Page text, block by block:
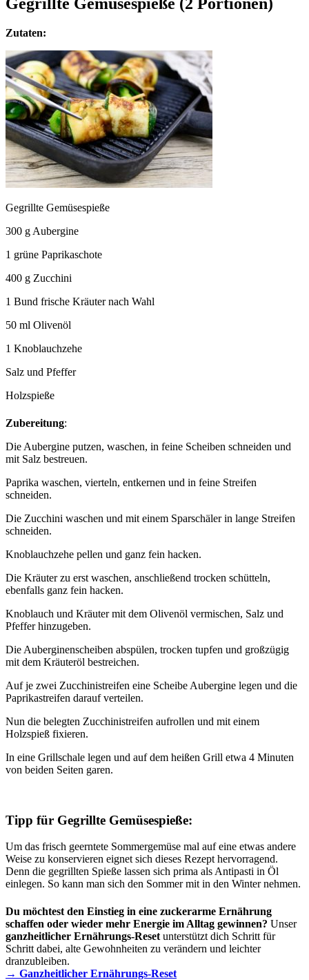
Zutaten:
Gegrillte Gemüsespieße
300 g Aubergine
1 grüne Paprikaschote
400 g Zucchini
1 Bund frische Kräuter nach Wahl
50 ml Olivenöl
1 Knoblauchzehe
Salz und Pfeffer
Holzspieße
Zubereitung:
Die Aubergine putzen, waschen, in feine Scheiben schneiden und
mit Salz bestreuen.
Paprika waschen, vierteln, entkernen und in feine Streifen
schneiden.
Die Zucchini waschen und mit einem Sparschäler in lange Streifen
schneiden.
Knoblauchzehe pellen und ganz fein hacken.
Die Kräuter zu erst waschen, anschließend trocken schütteln,
ebenfalls ganz fein hacken.
Knoblauch und Kräuter mit dem Olivenöl vermischen, Salz und
Pfeffer hinzugeben.
Die Auberginenscheiben abspülen, trocken tupfen und großzügig
mit dem Kräuteröl bestreichen.
Auf je zwei Zucchinistreifen eine Scheibe Aubergine legen und die
Paprikastreifen darauf verteilen.
Nun die belegten Zucchinistreifen aufrollen und mit einem
Holzspieß fixieren.
In eine Grillschale legen und auf dem heißen Grill etwa 4 Minuten
von beiden Seiten garen.
Tipp für Gegrillte Gemüsespieße:
Um das frisch geerntete Sommergemüse mal auf eine etwas andere
Weise zu konservieren eignet sich dieses Rezept hervorragend.
Denn die gegrillten Spieße lassen sich prima als Antipasti in Öl
einlegen. So kann man sich den Sommer mit in den Winter nehmen.
Du möchtest den Einstieg in eine zuckerarme Ernährung
schaffen oder wieder mehr Energie im Alltag gewinnen? Unser
ganzheitlicher Ernährungs-Reset unterstützt dich Schritt für
Schritt dabei, alte Gewohnheiten zu verändern und leichter
dranzubleiben.
→ Ganzheitlicher Ernährungs-Reset